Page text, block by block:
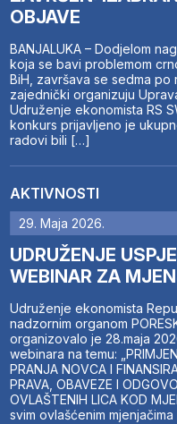
OBJAVE
BANJALUKA – Dodjelom
koja se bavi problemom
BiH, završava se sedma po
zajednički organizuju
Udruženje ekonomista RS
konkurs prijavljeno je
radovi bili […]
AKTIVNOSTI
29. Maja 2026.
UDRUŽENJE
WEBINAR ZA
Udruženje ekonomista
nadzornim organom
organizovalo je 28.maja
webinara na temu:
PRANJA NOVCA I
PRAVA, OBAVEZE I
OVLAŠTENIH LICA KOD
svim ovlašćenim